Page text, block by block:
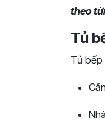
theo
Tủ
Tủ bếp